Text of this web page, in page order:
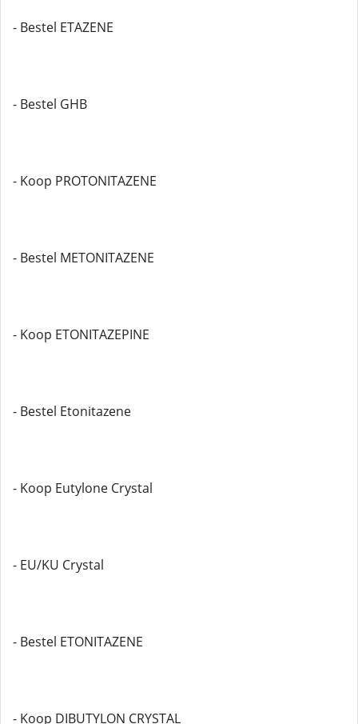
- Bestel ETAZENE
- Bestel GHB
- Koop PROTONITAZENE
- Bestel METONITAZENE
- Koop ETONITAZEPINE
- Bestel Etonitazene
- Koop Eutylone Crystal
- EU/KU Crystal
- Bestel ETONITAZENE
- Koop DIBUTYLON CRYSTAL